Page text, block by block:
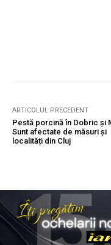
ARTICOLUL PRECEDENT
Pestă porcină în Dobric și
Sunt afectate de măsuri și
localități din Cluj